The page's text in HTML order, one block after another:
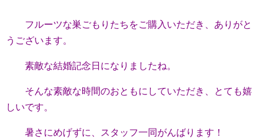
フルーツな巣ごもりたちをご購入いただき、ありがと
うございます。
素敵な結婚記念日になりましたね。
そんな素敵な時間のおともにしていただき、とても嬉
しいです。
暑さにめげずに、スタッフ一同がんばります！